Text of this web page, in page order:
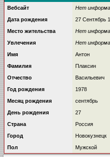
Вебсайт
Нет
Дата рождения
27 Сентябрь
Место жительства
Нет
Увлечения
Нет
Имя
Антон
Фамилия
Плаксин
Отчество
Васильевич
Год рождения
1978
Месяц рождения
сентябрь
День рождения
27
Страна
Россия
Город
Новокузнецк
Пол
Мужской